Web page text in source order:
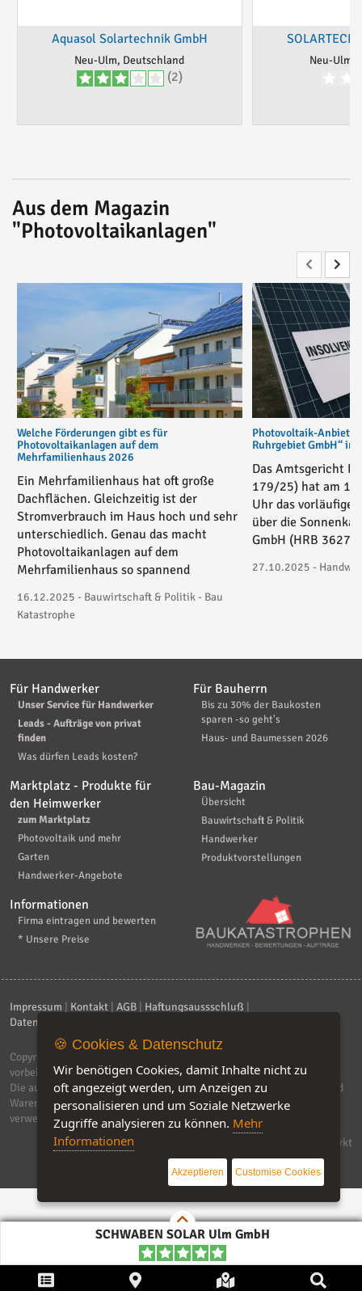
Aquasol Solartechnik GmbH
Neu-Ulm, Deutschland
(2)
Neu-Ulm,
Aus dem Magazin
"Photovoltaikanlagen"
Welche Förderungen gibt es für
Photovoltaikanlagen auf dem
Mehrfamilienhaus 2026
Ein Mehrfamilienhaus hat oft große
Dachflächen. Gleichzeitig ist der
Stromverbrauch im Haus hoch und sehr
unterschiedlich. Genau das macht
Photovoltaikanlagen auf dem
Mehrfamilienhaus so spannend
16.12.2025 - Bauwirtschaft & Politik - Bau
Katastrophe
Photovoltaik-Anbieter
Ruhrgebiet GmbH“ in
Das Amtsgericht
179/25) hat am
Uhr das vorläufige
über die
GmbH (HRB
27.10.2025 -
SCHWABEN SOLAR Ulm GmbH
Für Handwerker
Unser Service für Handwerker
Leads - Aufträge von privat
finden
Was dürfen Leads kosten?
Für Bauherrn
Bis zu 30% der Baukosten
sparen -so geht's
Haus- und Baumessen 2026
Marktplatz - Produkte für
den Heimwerker
zum Marktplatz
Photovoltaik und mehr
Garten
Handwerker-Angebote
Bau-Magazin
Übersicht
Bauwirtschaft & Politik
Handwerker
Produktvorstellungen
Informationen
Firma eintragen und bewerten
* Unsere Preise
Impressum Kontakt AGB Haftungsaussschluß
Datenschutzerklärung
Copyright © 2026
vorbehalten.
Die auf dieser Seite verwendeten Produktbezeichnungen, Namen und
Warenzeichen sind Eigentum der jeweiligen Firmen. Unser Portal
verwendet Affiliat-Links, für dir wir Geld erhalten.
Software by IQ-Markt
🍪 Cookies & Datenschutz
Wir benötigen Cookies, damit Inhalte nicht zu
oft angezeigt werden, um Anzeigen zu
personalisieren und um Soziale Netzwerke
Zugriffe analysieren zu können. Mehr
Informationen
Akzeptieren Customise Cookies